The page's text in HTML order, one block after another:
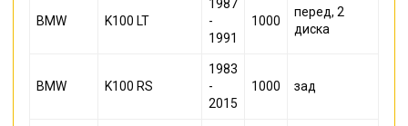
BMW K100 LT
1987
-
1991
1000
перед, 2
диска
BMW K100 RS
1983
-
2015
1000 зад